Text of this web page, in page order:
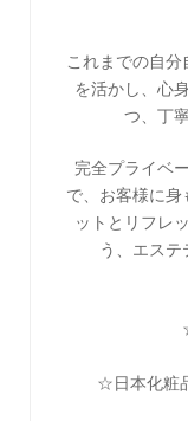
これまでの自
を活かし、心
つ、丁
完全プライベ
で、お客様に
ットとリフレ
う、エステ
☆日本化粧